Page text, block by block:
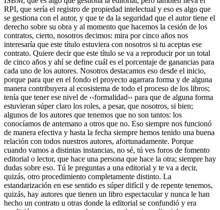
RPI, que sería el registro de propiedad intelectual y eso es algo que
se gestiona con el autor, y que te da la seguridad que el autor tiene el
derecho sobre su obra y al momento que hacemos la cesión de los
contratos, cierto, nosotros decimos: mira por cinco años nos
interesaría que este título estuviera con nosotros si tu aceptas ese
contrato. Quiere decir que este título se va a reproducir por un total
de cinco años y ahí se define cuál es el porcentaje de ganancias para
cada uno de los autores. Nosotros destacamos eso desde el inicio,
porque para que en el fondo el proyecto agarrara forma y de alguna
manera contribuyera al ecosistema de todo el proceso de los libros;
tenía que tener ese nivel de ‹‹formalidad›› para que de alguna forma
estuvieran súper claro los roles, a pesar, que nosotros, si bien;
algunos de los autores que tenemos que no son tantos: los
conocíamos de antemano a otros que no. Eso siempre nos funcionó
de manera efectiva y hasta la fecha siempre hemos tenido una buena
relación con todos nuestros autores, afortunadamente. Porque
cuando vamos a distintas instancias, no sé, tú ves foros de fomento
editorial o lector, que hace una persona que hace la otra; siempre hay
dudas sobre eso. Tú le preguntas a una editorial y te va a decir,
quizás, otro procedimiento completamente distinto. La
estandarización en ese sentido es súper difícil y de repente tenemos,
quizás, hay autores que tienen un libro espectacular y nunca le han
hecho un contrato u otras donde la editorial se confundió y era